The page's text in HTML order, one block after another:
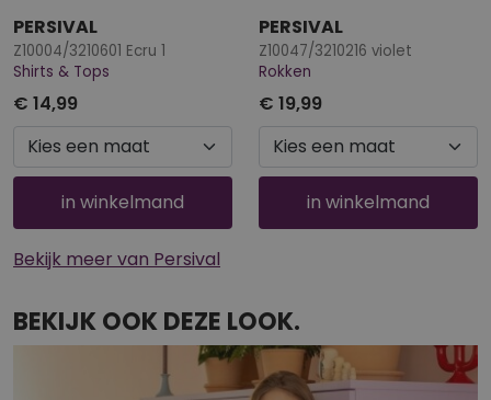
PERSIVAL
Z10004/3210601 Ecru 1
Shirts & Tops
€ 14,99
in winkelmand
PERSIVAL
Z10047/3210216 violet
Rokken
€ 19,99
in winkelmand
Bekijk meer van Persival
BEKIJK OOK DEZE LOOK.